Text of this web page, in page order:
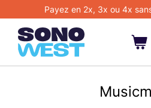
Payez en 2x, 3x ou 4x